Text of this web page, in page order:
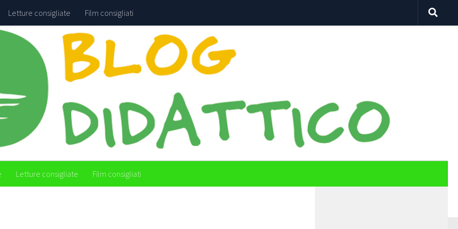
Letture consigliate Film consigliati
Letture consigliate Film consigliati